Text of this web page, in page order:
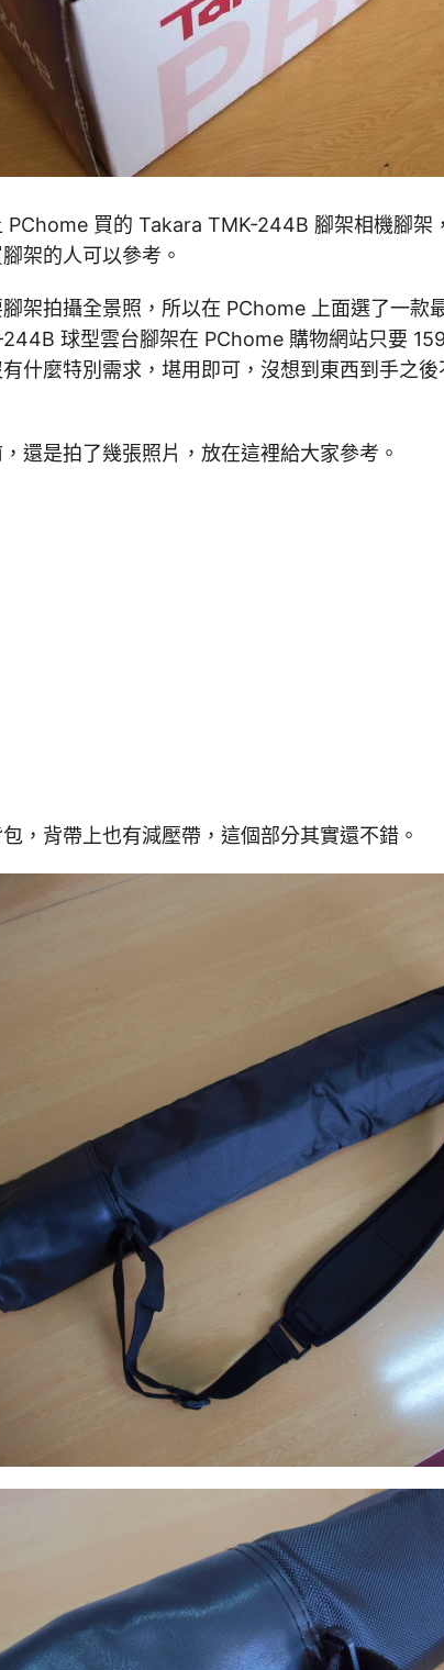
PChome 買的 Takara TMK-244B 腳架相機腳架
架的人可以參考。
架拍攝全景照，所以在 PChome 上面選了一款
球型雲台腳架在 PChome 購物網站只要
什麼特別需求，堪用即可，沒想到東西到手之
還是拍了幾張照片，放在這裡給大家參考。
，背帶上也有減壓帶，這個部分其實還不錯。